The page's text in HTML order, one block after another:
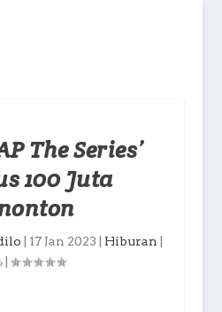
The Series’
100 Juta
17 Jan 2023 Hiburan
|